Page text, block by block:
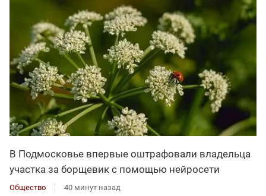
В Подмосковье впервые оштрафовали владельца
участка за борщевик с помощью нейросети
Общество 40 минут назад